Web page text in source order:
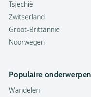
Tsjechië
Zwitserland
Groot-Brittannië
Noorwegen
Populaire onderwerpen
Wandelen